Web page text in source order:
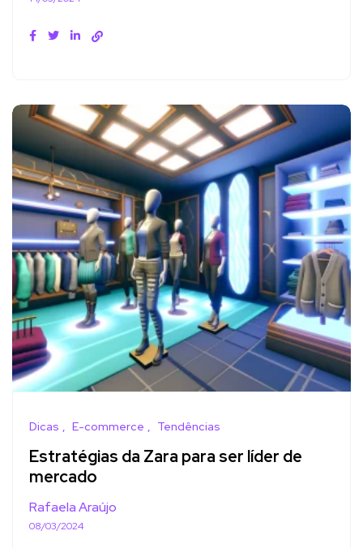
Dicas E-commerce Tendências
Estratégias da Zara para ser líder de
mercado
Rafaela Araújo
08/03/2024